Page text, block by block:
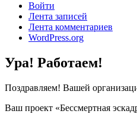
Войти
Лента записей
Лента комментариев
WordPress.org
Ура! Работаем!
Поздравляем! Вашей
Ваш проект «Бессмертная